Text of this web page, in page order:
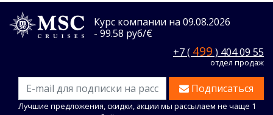
Курс компании на 09.08.2026
- 99.58 руб/€
+7 ( 499 ) 404 09 55
отдел продаж
Подписаться
Лучшие предложения, скидки, акции мы рассылаем не чаще 1